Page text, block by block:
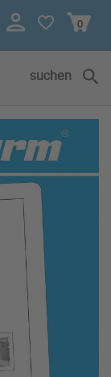
0
suchen